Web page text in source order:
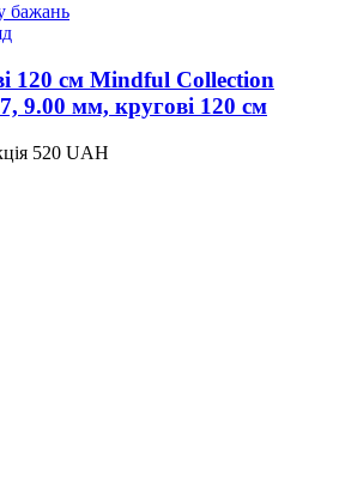
бажань
120 см Mindful Collection
9.00 мм, кругові 120 см
520 UAH